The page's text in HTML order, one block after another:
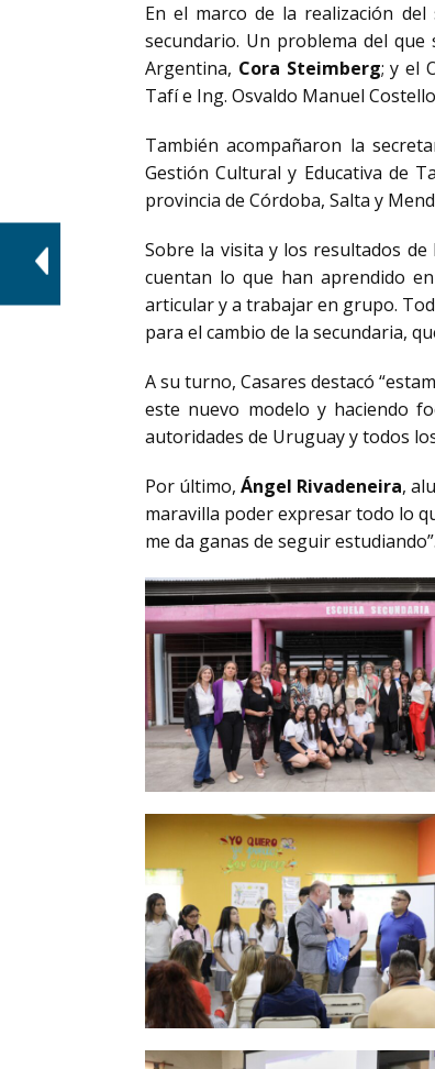
En el marco de la realización
secundario. Un problema del que
Argentina, Cora Steimberg; y el
Tafí e Ing. Osvaldo Manuel
También acompañaron la
Gestión Cultural y Educativa de
provincia de Córdoba, Salta y
Sobre la visita y los resultados
cuentan lo que han aprendido
articular y a trabajar en grupo.
para el cambio de la secundaria,
A su turno, Casares destacó
este nuevo modelo y haciendo
autoridades de Uruguay y todos
Por último, Ángel Rivadeneira,
maravilla poder expresar todo lo
me da ganas de seguir estudiando”.